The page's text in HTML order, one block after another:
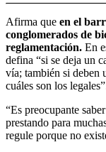
Afirma que en el
conglomerados de
reglamentación. En
defina “si se deja un
vía; también si deben
cuáles son los
“Es preocupante
prestando para
regule porque no